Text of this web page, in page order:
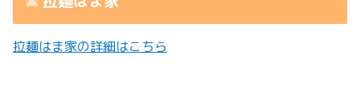
拉麺はま家の詳細はこちら